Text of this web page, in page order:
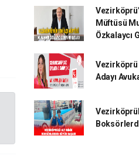
Müftüsü
Özkalaycı
Vezirköprü
Adayı